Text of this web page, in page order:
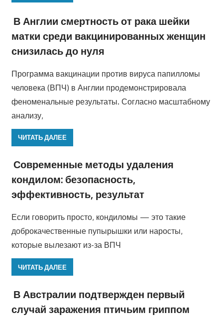
В Англии смертность от рака шейки
матки среди вакцинированных женщин
снизилась до нуля
Программа вакцинации против вируса папилломы
человека (ВПЧ) в Англии продемонстрировала
феноменальные результаты. Согласно масштабному
анализу,
ЧИТАТЬ ДАЛЕЕ
Современные методы удаления
кондилом: безопасность,
эффективность, результат
Если говорить просто, кондиломы — это такие
доброкачественные пупырышки или наросты,
которые вылезают из-за ВПЧ
ЧИТАТЬ ДАЛЕЕ
В Австралии подтвержден первый
случай заражения птичьим гриппом